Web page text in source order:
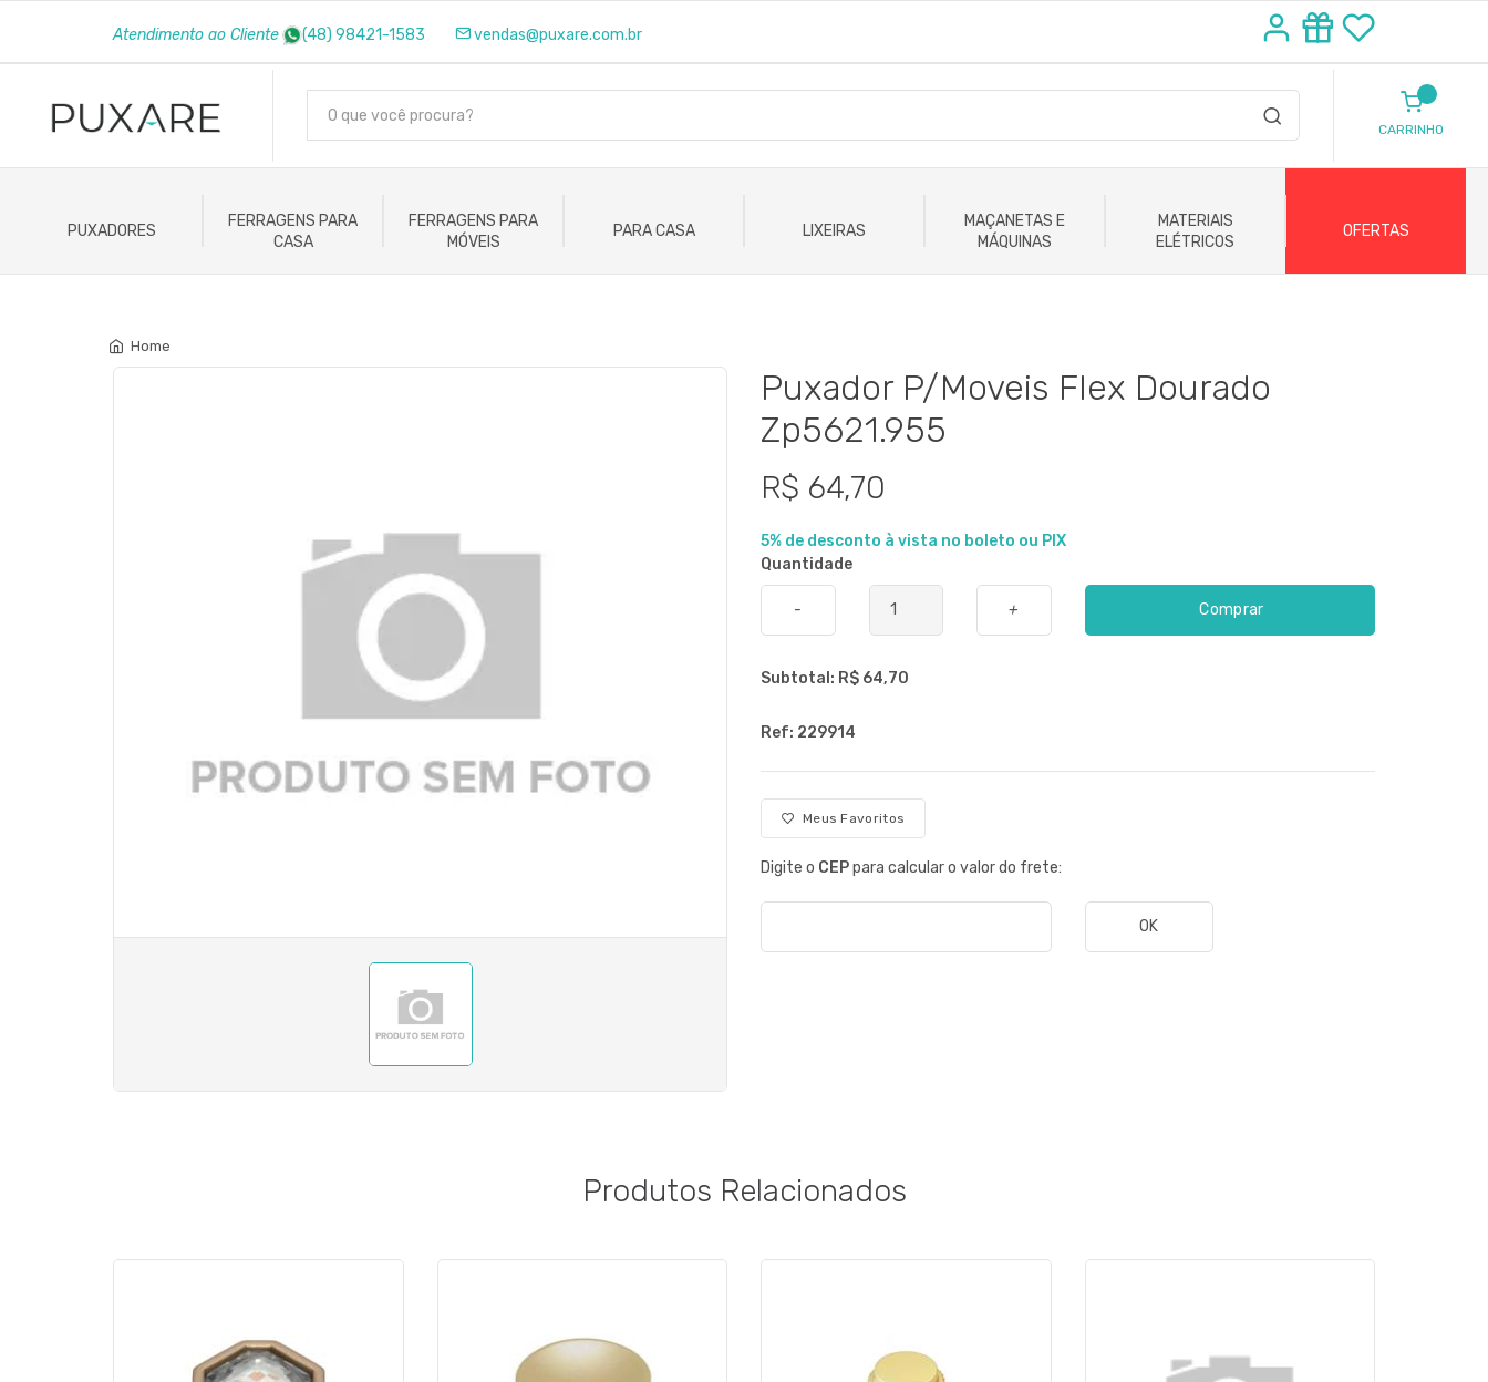
Atendimento ao Cliente (48) 98421-1583 vendas@puxare.com.br
CARRINHO
PUXADORES
FERRAGENS PARA
CASA
FERRAGENS PARA
MÓVEIS
PARA CASA LIXEIRAS
MAÇANETAS E
MÁQUINAS
MATERIAIS
ELÉTRICOS
OFERTAS
Home
Puxador P/Moveis Flex Dourado
Zp5621.955
R$ 64,70
5% de desconto à vista no boleto ou PIX
Quantidade
- + Comprar
Subtotal: R$ 64,70
Ref: 229914
Meus Favoritos
Digite o CEPpara calcular o valor do frete:
OK
Produtos Relacionados